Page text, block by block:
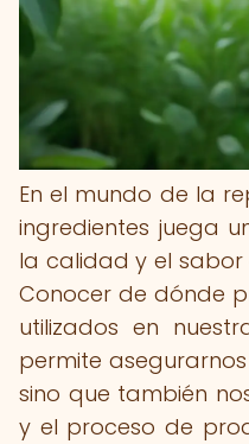
En el mundo de la
ingredientes juega
la calidad y el sabor
Conocer de dónde
utilizados en
permite
sino que también
y el proceso de